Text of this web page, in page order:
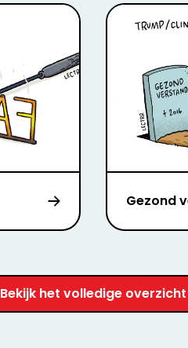
Gezond
Bekijk het volledige overzicht